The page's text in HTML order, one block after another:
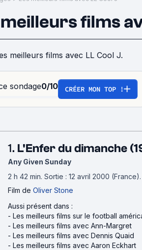
films
meilleurs films avec LL Cool J.
sondage0/10 CRÉER MON TOP !
1. L'Enfer du dimanche
Any Given Sunday
2 h 42 min. Sortie : 12 avril 2000 (France).
Film de Oliver Stone
Aussi présent dans :
- Les meilleurs films sur le football
- Les meilleurs films avec Ann-Margret
- Les meilleurs films avec Dennis Quaid
- Les meilleurs films avec Aaron Eckhart